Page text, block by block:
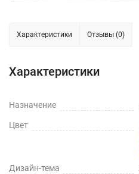
Характеристики Отзывы (0)
Характеристики
Назначение
Цвет
Дизайн-тема